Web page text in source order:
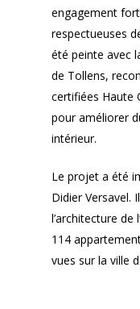
engagement
respectueuses
été peinte avec
de Tollens,
certifiées Haute
pour améliorer
intérieur.
Le projet a été
Didier Versavel.
l’architecture de
114
vues sur la ville